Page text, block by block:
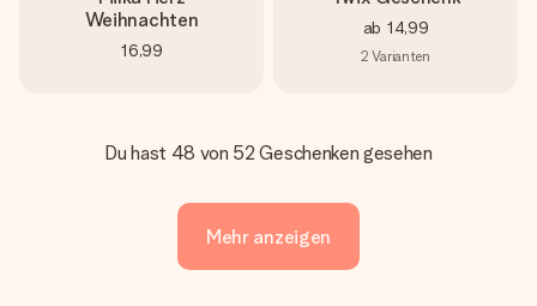
Weihnachten
16,99
ab 14,99
2 Varianten
Du hast 48 von 52 Geschenken gesehen
Mehr anzeigen